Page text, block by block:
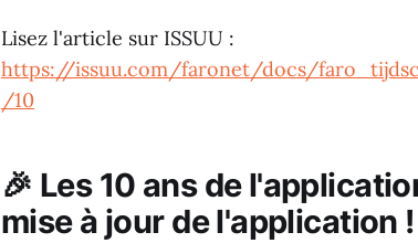
Lisez l'article sur ISSUU :
https://issuu.com/faronet/docs/
/10
🎉 Les 10 ans de
mise à jour de l'application !